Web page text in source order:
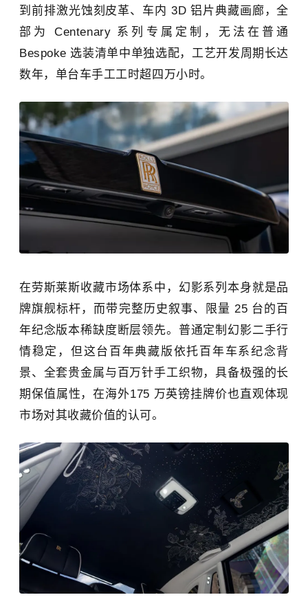
到前排激光蚀刻皮革、车内 3D 铝片典藏画廊，全
部为 Centenary 系列专属定制，无法在普通
Bespoke 选装清单中单独选配，工艺开发周期长达
数年，单台车手工工时超四万小时。
在劳斯莱斯收藏市场体系中，幻影系列本身就是品
牌旗舰标杆，而带完整历史叙事、限量 25 台的百
年纪念版本稀缺度断层领先。普通定制幻影二手行
情稳定，但这台百年典藏版依托百年车系纪念背
景、全套贵金属与百万针手工织物，具备极强的长
期保值属性，在海外175 万英镑挂牌价也直观体现
市场对其收藏价值的认可。